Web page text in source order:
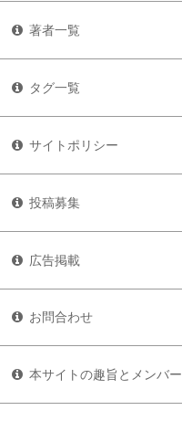
著者一覧
タグ一覧
サイトポリシー
投稿募集
広告掲載
お問合わせ
本サイトの趣旨とメンバー